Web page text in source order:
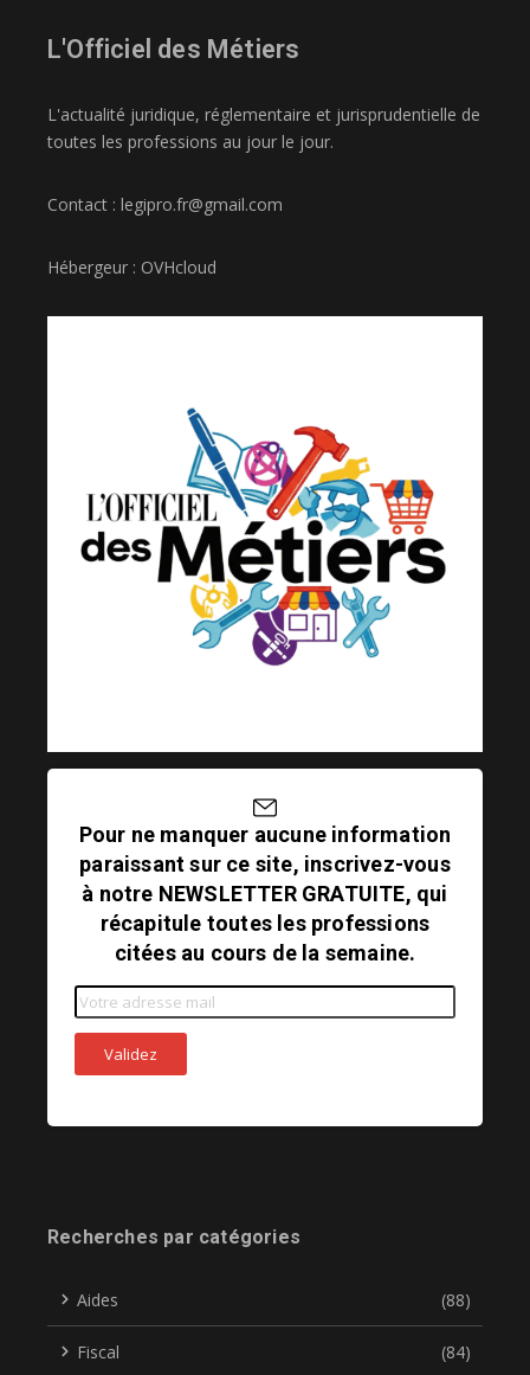
L'Officiel des Métiers
L'actualité juridique, réglementaire et jurisprudentielle de
toutes les professions au jour le jour.
Contact : legipro.fr@gmail.com
Hébergeur : OVHcloud
Pour ne manquer aucune information
paraissant sur ce site, inscrivez-vous
à notre NEWSLETTER GRATUITE, qui
récapitule toutes les professions
citées au cours de la semaine.
Recherches par catégories
Aides (88)
Fiscal (84)